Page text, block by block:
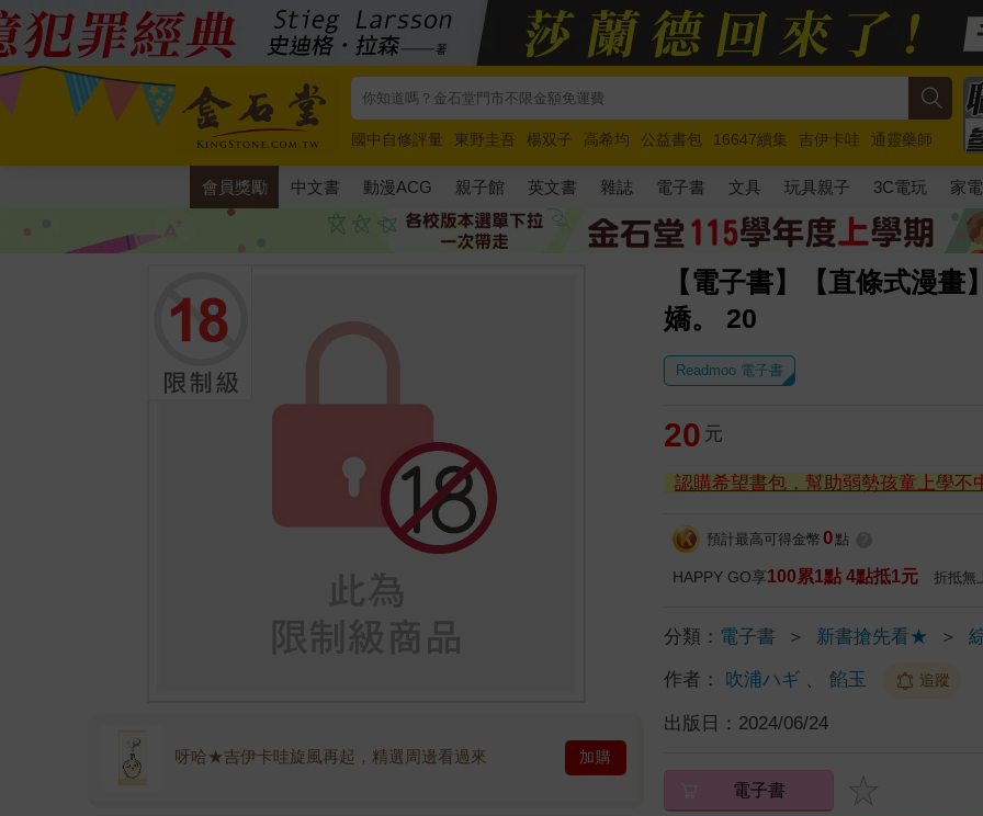
國中自修評量 東野圭吾 楊双子 高希均 公益書包 16647續集 吉伊卡哇
通靈藥師
唯紅花綻放
奧德賽 路邊攤新作 馬斯克 玩具總動員5 超慢跑
會員獎勵 中文書 動漫ACG 親子館 英文書 雜誌 電子書 文具 玩具親子 3C電玩 家電
【電子書】【直條式漫
嬌。 20
呀哈★吉伊卡哇旋風再起，精選周邊看過來 加購
Readmoo 電子書
20 元
認購希望書包，幫助弱勢孩童上學不
預計最高可得金幣 0 點
HAPPY GO享100累1點 4點抵1元 折抵無
分類： 電子書 ＞ 新書搶先看★ ＞
作者： 吹浦ハギ 、餡玉 追蹤
出版日： 2024/06/24
電子書